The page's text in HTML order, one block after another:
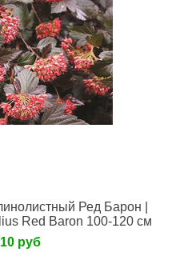
Ред Барон |
Red Baron 100-120 см
руб